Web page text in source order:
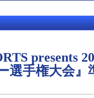
presents
選手権大会』